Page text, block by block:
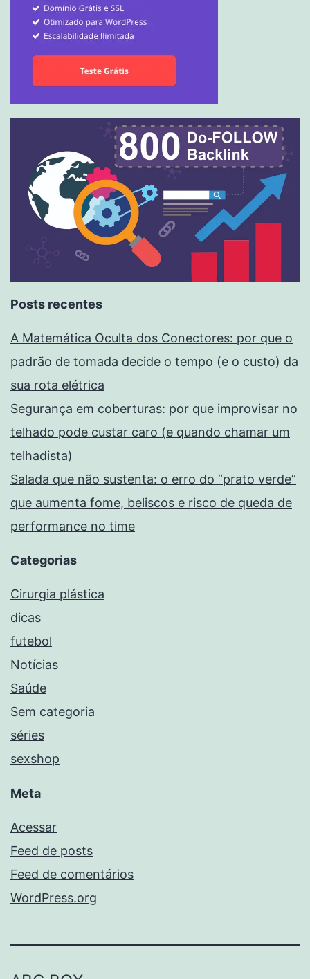
Posts recentes
A Matemática Oculta dos Conectores: por que o
padrão de tomada decide o tempo (e o custo) da
sua rota elétrica
Segurança em coberturas: por que improvisar no
telhado pode custar caro (e quando chamar um
telhadista)
Salada que não sustenta: o erro do “prato verde”
que aumenta fome, beliscos e risco de queda de
performance no time
Categorias
Cirurgia plástica
dicas
futebol
Notícias
Saúde
Sem categoria
séries
sexshop
Meta
Acessar
Feed de posts
Feed de comentários
WordPress.org